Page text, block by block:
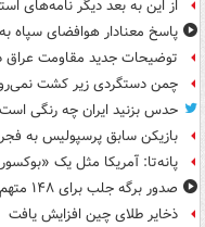
از این به بعد دیگر نامه‌های
پاسخ معنادار هوافضای سپاه
توضیحات جدید مقاومت عراق
چمن دستگردی زیر کشت
حدس بزنید ایران چه رنگی
بازیکن سابق پرسپولیس به
پانه‌تا: آمریکا مثل یک
صدور برگه جلب برای ۱۴۸ متهم متخلف ارزی
ذخایر طلای چین افزایش یافت